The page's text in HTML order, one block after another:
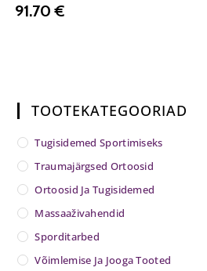
91.70€
TOOTEKATEGOORIAD
Tugisidemed Sportimiseks
Traumajärgsed Ortoosid
Ortoosid Ja Tugisidemed
Massaaživahendid
Sporditarbed
Võimlemise Ja Jooga Tooted